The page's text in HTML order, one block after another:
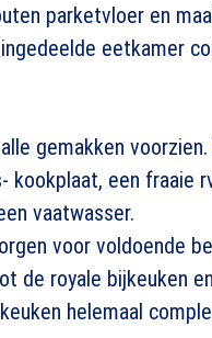
parketvloer en
eetkamer
gemakken
kookplaat, een fraaie
vaatwasser.
voor voldoende
de royale bijkeuken
helemaal